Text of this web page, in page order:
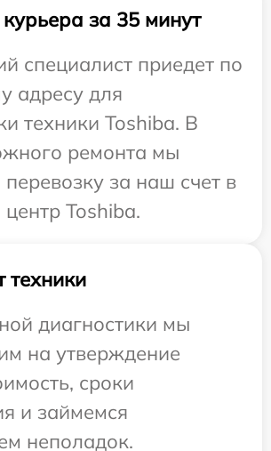
за 35 минут
специалист приедет по
адресу для
техники Toshiba. В
ремонта мы
за наш счет в
Toshiba.
техники
диагностики мы
на утверждение
сроки
и займемся
неполадок.